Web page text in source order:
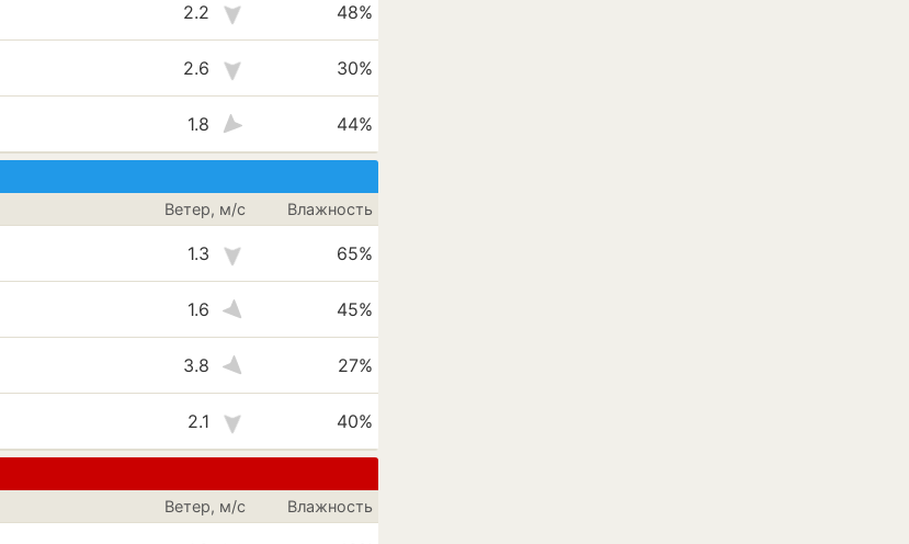
2.2 48%
2.6 30%
1.8 44%
Ветер, м/с Влажность
1.3 65%
1.6 45%
3.8 27%
2.1 40%
Ветер, м/с Влажность